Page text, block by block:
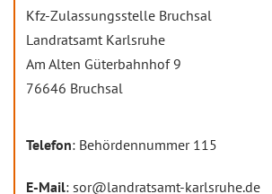
Kfz-Zulassungsstelle Bruchsal
Landratsamt Karlsruhe
Am Alten Güterbahnhof 9
76646 Bruchsal
Telefon: Behördennummer 115
E-Mail: sor@landratsamt-karlsruhe.de